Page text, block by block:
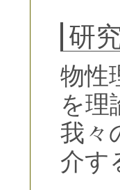
研
物性
を理
我々
介す